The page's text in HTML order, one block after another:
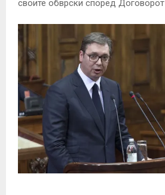
своите обврски според Договорот